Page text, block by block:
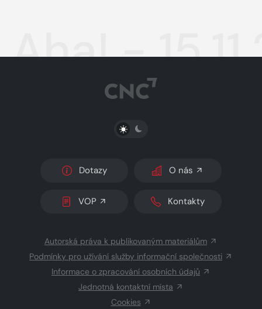
Aha! -
PŘEPNOUT SVĚTLÝ/TMAVÝ REŽIM
Dotazy O nás
VOP Kontakty
Autorská práva k publikovaným materiálům
Podmínky pro užívání služby informační společnosti
Informace o zpracování osobních údajů
Jednotná kontaktní místa
Cookies